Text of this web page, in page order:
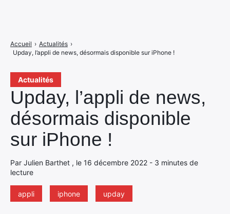
Actualités
Upday, l’appli de news,
désormais disponible
sur iPhone !
Par Julien Barthet , le 16 décembre 2022 - 3 minutes de
lecture
appli iphone upday
Accueil › Actualités ›
Upday, l’appli de news, désormais disponible sur iPhone !